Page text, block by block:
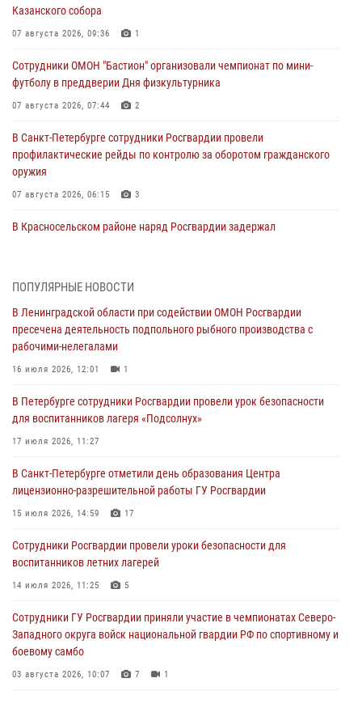
Казанского собора
07 августа 2026, 09:36 1
Сотрудники ОМОН "Бастион" организовали чемпионат по мини-
футболу в преддверии Дня физкультурника
07 августа 2026, 07:44 2
В Санкт-Петербурге сотрудники Росгвардии провели
профилактические рейды по контролю за оборотом гражданского
оружия
07 августа 2026, 06:15 3
В Красносельском районе наряд Росгвардии задержал
06 августа 2026, 13:39 1
В Центральном районе росгвардейцы оперативно задержали
хулигана, стрелявшего из пускового устройства рядом с жилыми
домами
06 августа 2026, 11:36
Сотрудники и военнослужащие Росгвардии обеспечили
правопорядок при проведении матча "Зенит" - "Балтика"
06 августа 2026, 07:30
В Выборгском районе наряд Росгвардии обнаружил
разыскиваемый преступный автотранспорт
05 августа 2026, 12:25 2
Петербургские росгвардейцы обнаружили объявленный в розыск
автомобиль, ранее использовавшийся при совершении кражи в
Ленобласти
ПОПУЛЯРНЫЕ НОВОСТИ
В Ленинградской области при содействии ОМОН Росгвардии
пресечена деятельность подпольного рыбного производства с
рабочими-нелегалами
16 июля 2026, 12:01 1
В Петербурге сотрудники Росгвардии провели урок безопасности
для воспитанников лагеря «Подсолнух»
17 июля 2026, 11:27
В Санкт-Петербурге отметили день образования Центра
лицензионно-разрешительной работы ГУ Росгвардии
15 июля 2026, 14:59 17
Сотрудники Росгвардии провели уроки безопасности для
воспитанников летних лагерей
14 июля 2026, 11:25 5
Сотрудники ГУ Росгвардии приняли участие в чемпионатах Северо-
Западного округа войск национальной гвардии РФ по спортивному и
боевому самбо
03 августа 2026, 10:07 7 1